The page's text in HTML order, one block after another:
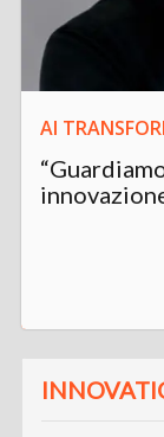
AI